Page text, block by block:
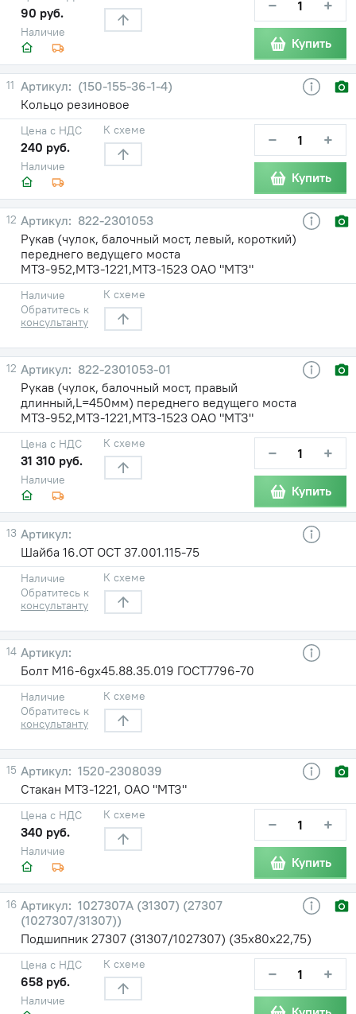
Наличие
90 руб. − +
Купить
11
(150-155-36-1-4)
Кольцо резиновое
Наличие
Цена с НДС
240 руб.
К схеме − +
Купить
12
822-2301053
Рукав (чулок, балочный мост, левый, короткий)
переднего ведущего моста
МТЗ-952,МТЗ-1221,МТЗ-1523 ОАО "МТЗ"
Наличие
Обратитесь к
консультанту
К схеме
12
822-2301053-01
Рукав (чулок, балочный мост, правый
длинный,L=450мм) переднего ведущего моста
МТЗ-952,МТЗ-1221,МТЗ-1523 ОАО "МТЗ"
Наличие
Цена с НДС
31 310 руб.
К схеме − +
Купить
13
Шайба 16.ОТ ОСТ 37.001.115-75
Наличие
Обратитесь к
консультанту
К схеме
14
Болт М16-6gх45.88.35.019 ГОСТ7796-70
Наличие
Обратитесь к
консультанту
К схеме
15
1520-2308039
Стакан МТЗ-1221, ОАО "МТЗ"
Наличие
Цена с НДС
340 руб.
К схеме − +
Купить
16
1027307А (31307) (27307
(1027307/31307))
Подшипник 27307 (31307/1027307) (35х80х22,75)
Наличие
Цена с НДС
658 руб.
К схеме − +